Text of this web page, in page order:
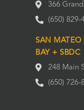
366
(650) 829-
SAN
BAY + SBDC
248 Main
(650) 726-